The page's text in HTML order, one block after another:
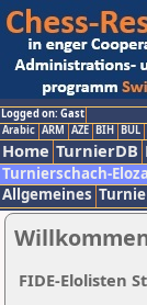
Logged on: Gast
Arabic ARM AZE BIH BUL
Home TurnierDB
Turnierschach-
Allgemeines
FIDE-Elolisten